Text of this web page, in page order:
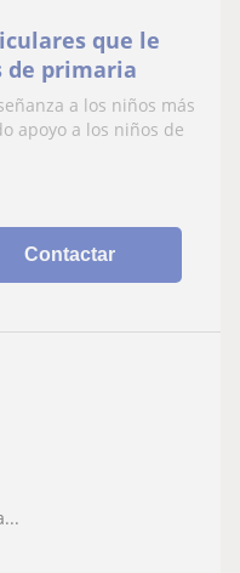
que le
de primaria
a los niños más
apoyo a los niños de
Contactar